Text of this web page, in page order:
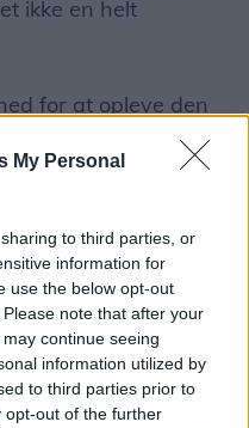
My Personal
to third parties, or
information for
use the below opt-out
note that after your
continue seeing
information utilized by
to third parties prior to
opt-out of the further
dem da også
det er som om, at
vi det i hvert fald,
af, at der fortsat
løbende
& Vej hos
ikke ønsker at udtale
ikke en helt
for at opleve den
der kan ses fra
sig ind foran
i Danmark man
af Solens skive
Del artikel